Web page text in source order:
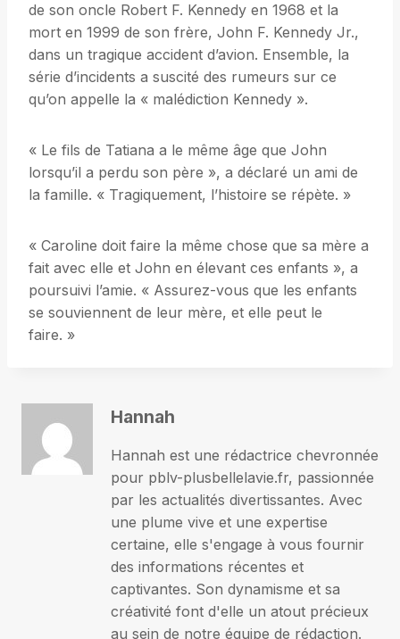
de son oncle Robert F. Kennedy en 1968 et la
mort en 1999 de son frère, John F. Kennedy Jr.,
dans un tragique accident d’avion. Ensemble, la
série d’incidents a suscité des rumeurs sur ce
qu’on appelle la « malédiction Kennedy ».
« Le fils de Tatiana a le même âge que John
lorsqu’il a perdu son père », a déclaré un ami de
la famille. « Tragiquement, l’histoire se répète. »
« Caroline doit faire la même chose que sa mère a
fait avec elle et John en élevant ces enfants », a
poursuivi l’amie. « Assurez-vous que les enfants
se souviennent de leur mère, et elle peut le
faire. »
Hannah
Hannah est une rédactrice chevronnée
pour pblv-plusbellelavie.fr, passionnée
par les actualités divertissantes. Avec
une plume vive et une expertise
certaine, elle s'engage à vous fournir
des informations récentes et
captivantes. Son dynamisme et sa
créativité font d'elle un atout précieux
au sein de notre équipe de rédaction.